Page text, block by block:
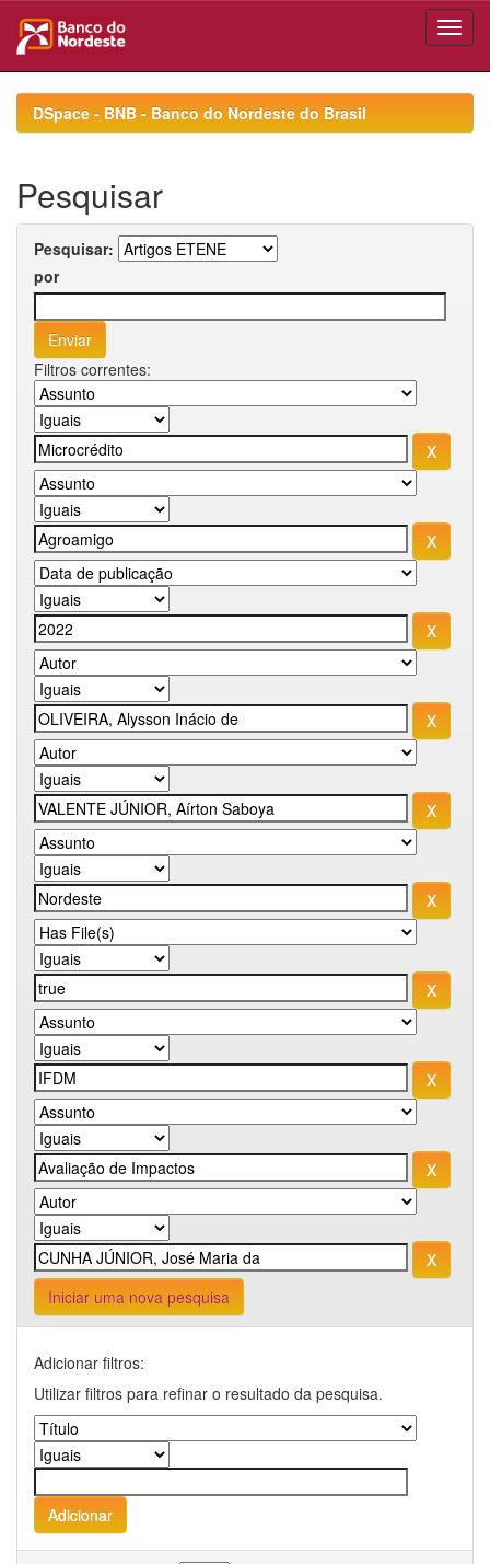
navigationDSpace - BNB - Banco do Nordeste do Brasil
Pesquisar
Pesquisar:
por
Filtros correntes:
Iniciar uma nova pesquisa
Adicionar filtros:
Utilizar filtros para refinar o resultado da pesquisa.